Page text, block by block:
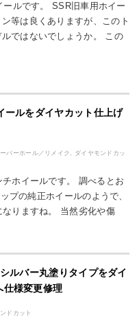
ルです。 SSR旧車用ホイー
等は良くありますが、このト
ではないでしょうか。 この
ールをダイヤカット仕上げ
バーホール／リメイク , ダイヤモンドカッ
ホイールです。 調べるとお
プの純正ホイールのようで、
りますね。 当然劣化や傷
ルバー丸塗りタイプをダイ
仕様変更修理
ドカット